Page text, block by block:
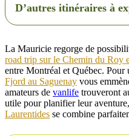
D’autres itinéraires à
La Mauricie regorge de
road trip sur le Chemin du Roy
entre Montréal et Québec. Pour
Fjord au Saguenay vous
amateurs de vanlife trouveront
utile pour planifier leur
Laurentides se combine